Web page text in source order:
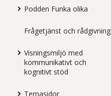
Podden Funka olika
Frågetjänst och rådgivning
Visningsmiljö med
kommunikativt och
kognitivt stöd
Temasidor